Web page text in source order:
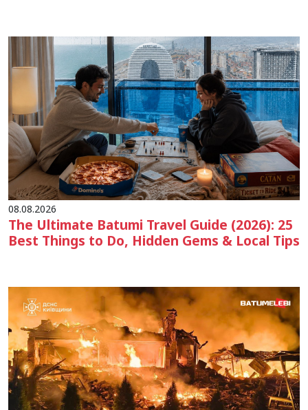
08.08.2026
The Ultimate Batumi Travel Guide (2026): 25
Best Things to Do, Hidden Gems & Local Tips